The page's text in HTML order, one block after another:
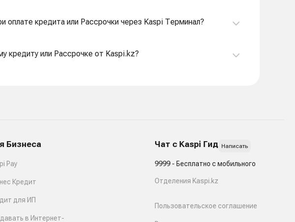
оплате кредита или Рассрочки через Kaspi Терминал?
кредиту или Раcсрочке от Kaspi.kz?
Бизнеса
Pay
Кредит
для ИП
в Интернет-
Чат с Kaspi Гид Написать
9999 - Бесплатно с мобильного
Отделения Kaspi.kz
Пользовательское соглашение